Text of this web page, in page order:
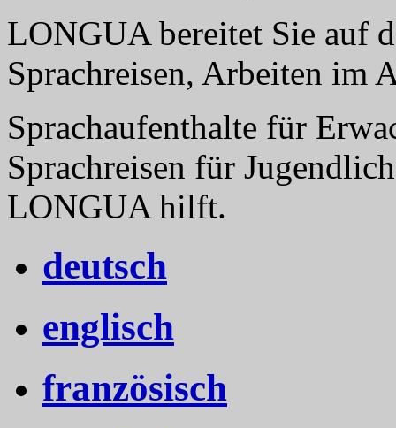
LONGUA bereitet Sie auf
Sprachreisen, Arbeiten im
Sprachaufenthalte für
Sprachreisen für
LONGUA hilft.
deutsch
englisch
französisch